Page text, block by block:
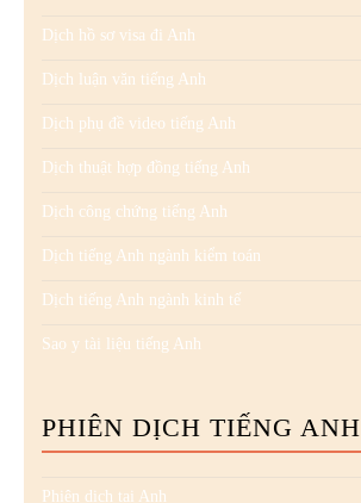
Dịch hồ sơ visa đi Anh
Dịch luận văn tiếng Anh
Dịch phụ đề video tiếng Anh
Dịch thuật hợp đồng tiếng Anh
Dịch công chứng tiếng Anh
Dịch tiếng Anh ngành kiểm toán
Dịch tiếng Anh ngành kinh tế
Sao y tài liệu tiếng Anh
PHIÊN DỊCH TIẾNG ANH
Phiên dịch tại Anh